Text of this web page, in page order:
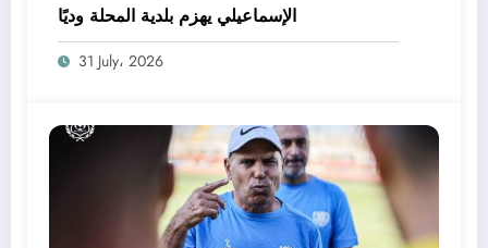
الإسماعيلي يهزم بلدية المحلة وديًا
31 July، 2026